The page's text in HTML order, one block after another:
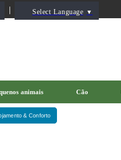
Select Language ▼
animais Cão
& Conforto